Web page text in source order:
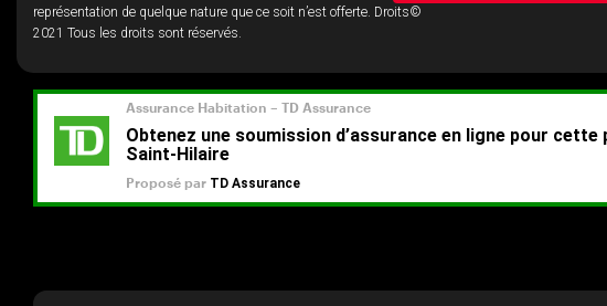
représentation de quelque nature que ce soit n’est offerte. Droits©
2021 Tous les droits sont réservés.